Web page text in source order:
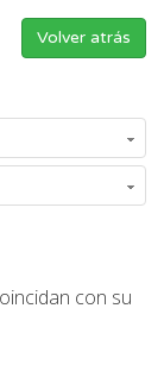
Volver atrás
con su